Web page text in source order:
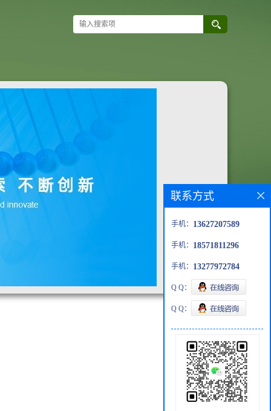
联系方式
手机： 13627207589
手机： 18571811296
手机： 13277972784
Q Q：
Q Q：